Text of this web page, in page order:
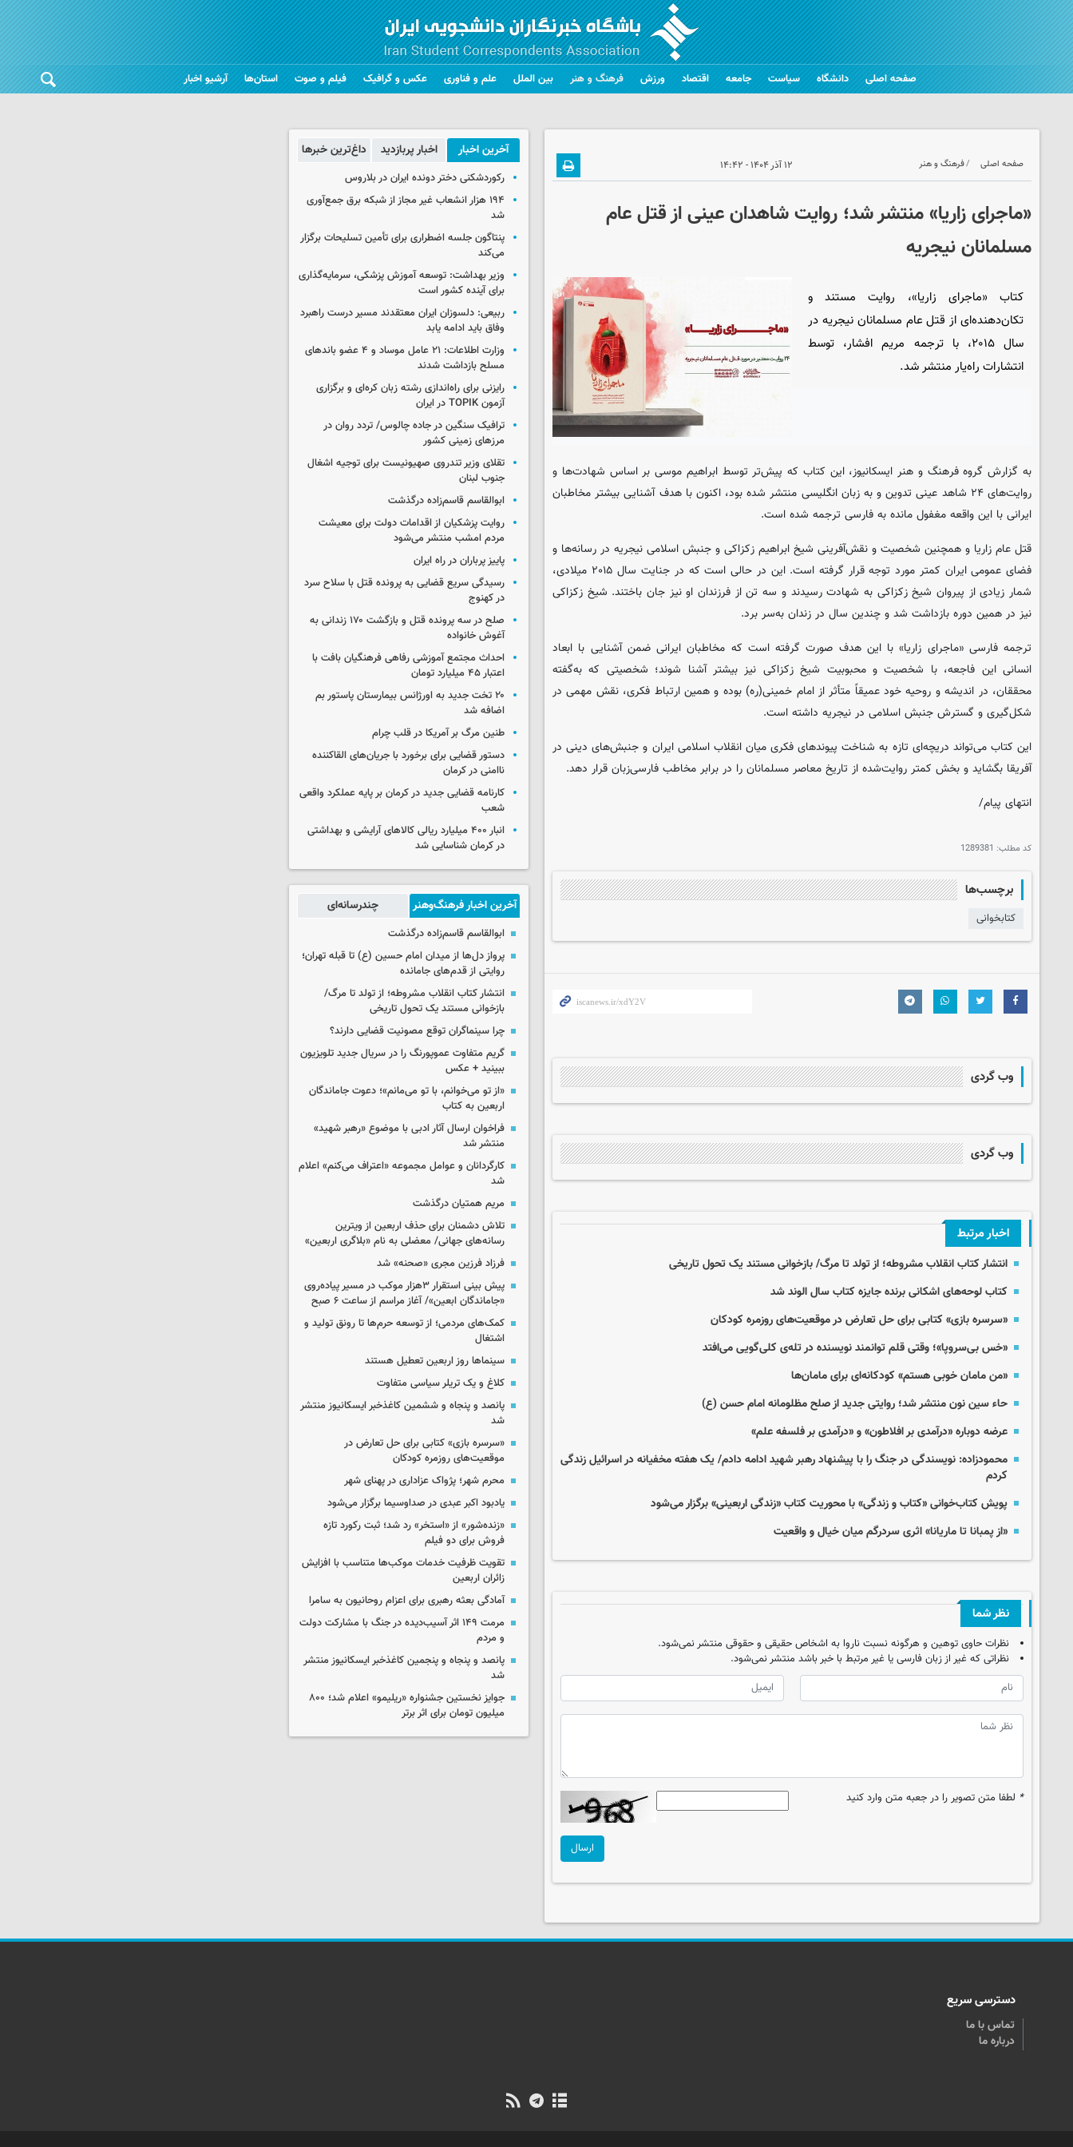
صفحه اصلی دانشگاه سیاست جامعه اقتصاد ورزش فرهنگ و هنر بین الملل علم و فناوری عکس و گرافیک فیلم و صوت استان‌ها آرشیو اخبار
صفحه اصلی فرهنگ و هنر ۱۲ آذر ۱۴۰۴ - ۱۴:۴۲
«ماجرای زاریا» منتشر شد؛ روایت شاهدان عینی از قتل عام
مسلمانان نیجریه
کتاب «ماجرای زاریا»، روایت مستند و
تکان‌دهنده‌ای از قتل عام مسلمانان نیجریه در
سال ۲۰۱۵، با ترجمه مریم افشار، توسط
انتشارات راه‌یار منتشر شد.
به گزارش گروه فرهنگ و هنر ایسکانیوز، این کتاب که پیش‌تر توسط ابراهیم موسی بر اساس شهادت‌ها و
روایت‌های ۲۴ شاهد عینی تدوین و به زبان انگلیسی منتشر شده بود، اکنون با هدف آشنایی بیشتر مخاطبان
ایرانی با این واقعه مغفول مانده به فارسی ترجمه شده است.
قتل عام زاریا و همچنین شخصیت و نقش‌آفرینی شیخ ابراهیم زکزاکی و جنبش اسلامی نیجریه در رسانه‌ها و
فضای عمومی ایران کمتر مورد توجه قرار گرفته است. این در حالی است که در جنایت سال ۲۰۱۵ میلادی،
شمار زیادی از پیروان شیخ زکزاکی به شهادت رسیدند و سه تن از فرزندان او نیز جان باختند. شیخ زکزاکی
نیز در همین دوره بازداشت شد و چندین سال در زندان به‌سر برد.
ترجمه فارسی «ماجرای زاریا» با این هدف صورت گرفته است که مخاطبان ایرانی ضمن آشنایی با ابعاد
انسانی این فاجعه، با شخصیت و محبوبیت شیخ زکزاکی نیز بیشتر آشنا شوند؛ شخصیتی که به‌گفته
محققان، در اندیشه و روحیه خود عمیقاً متأثر از امام خمینی(ره) بوده و همین ارتباط فکری، نقش مهمی در
شکل‌گیری و گسترش جنبش اسلامی در نیجریه داشته است.
این کتاب می‌تواند دریچه‌ای تازه به شناخت پیوندهای فکری میان انقلاب اسلامی ایران و جنبش‌های دینی در
آفریقا بگشاید و بخش کمتر روایت‌شده از تاریخ معاصر مسلمانان را در برابر مخاطب فارسی‌زبان قرار دهد.
انتهای پیام/
کد مطلب: 1289381
برچسب‌ها
کتابخوانی
وب گردی
وب گردی
اخبار مرتبط
انتشار کتاب انقلاب مشروطه؛ از تولد تا مرگ/ بازخوانی مستند یک تحول تاریخی
کتاب لوحه‌های اشکانی برنده جایزه کتاب سال الوند شد
«سرسره بازی» کتابی برای حل تعارض در موقعیت‌های روزمره کودکان
«خس بی‌سروپا»؛ وقتی قلم توانمند نویسنده در تله‌ی کلی‌گویی می‌افتد
«من مامان خوبی هستم» کودکانه‌ای برای مامان‌ها
حاء سین نون منتشر شد؛ روایتی جدید از صلح مظلومانه امام حسن (ع)
عرضه دوباره «درآمدی بر افلاطون» و «درآمدی بر فلسفه علم»
محمودزاده: نویسندگی در جنگ را با پیشنهاد رهبر شهید ادامه دادم/ یک هفته مخفیانه در اسرائیل زندگی
کردم
پویش کتاب‌خوانی «کتاب و زندگی» با محوریت کتاب «زندگی اربعینی» برگزار می‌شود
«از پمبانا تا ماریانا» اثری سردرگم میان خیال و واقعیت
نظر شما
نظرات حاوی توهین و هرگونه نسبت ناروا به اشخاص حقیقی و حقوقی منتشر نمی‌شود.
نظراتی که غیر از زبان فارسی یا غیر مرتبط با خبر باشد منتشر نمی‌شود.
* لطفا متن تصویر را در جعبه متن وارد کنید
ارسال
آخرین اخبار اخبار پربازدید داغ‌ترین خبرها
رکوردشکنی دختر دونده ایران در بلاروس
۱۹۴ هزار انشعاب غیر مجاز از شبکه برق جمع‌آوری
شد
پنتاگون جلسه اضطراری برای تأمین تسلیحات برگزار
می‌کند
وزیر بهداشت: توسعه آموزش پزشکی، سرمایه‌گذاری
برای آینده کشور است
ربیعی: دلسوزان ایران معتقدند مسیر درست راهبرد
وفاق باید ادامه یابد
وزارت اطلاعات: ۲۱ عامل موساد و ۴ عضو باندهای
مسلح بازداشت شدند
رایزنی برای راه‌اندازی رشته زبان کره‌ای و برگزاری
آزمون TOPIK در ایران
ترافیک سنگین در جاده چالوس/ تردد روان در
مرزهای زمینی کشور
تقلای وزیر تندروی صهیونیست برای توجیه اشغال
جنوب لبنان
ابوالقاسم قاسم‌زاده درگذشت
روایت پزشکیان از اقدامات دولت برای معیشت
مردم امشب منتشر می‌شود
پاییز پرباران در راه ایران
رسیدگی سریع قضایی به پرونده قتل با سلاح سرد
در کهنوج
صلح در سه پرونده قتل و بازگشت ۱۷۰ زندانی به
آغوش خانواده
احداث مجتمع آموزشی رفاهی فرهنگیان بافت با
اعتبار ۴۵ میلیارد تومان
۲۰ تخت جدید به اورژانس بیمارستان پاستور بم
اضافه شد
طنین مرگ بر آمریکا در قلب چرام
دستور قضایی برای برخورد با جریان‌های القاکننده
ناامنی در کرمان
کارنامه قضایی جدید در کرمان بر پایه عملکرد واقعی
شعب
انبار ۴۰۰ میلیارد ریالی کالاهای آرایشی و بهداشتی
در کرمان شناسایی شد
آخرین اخبار فرهنگ‌وهنر چندرسانه‌ای
ابوالقاسم قاسم‌زاده درگذشت
پرواز دل‌ها از میدان امام حسین (ع) تا قبله تهران؛
روایتی از قدم‌های جامانده
انتشار کتاب انقلاب مشروطه؛ از تولد تا مرگ/
بازخوانی مستند یک تحول تاریخی
چرا سینماگران توقع مصونیت قضایی دارند؟
گریم متفاوت عموپورنگ را در سریال جدید تلویزیون
ببینید + عکس
«از تو می‌خوانم، با تو می‌مانم»؛ دعوت جاماندگان
اربعین به کتاب
فراخوان ارسال آثار ادبی با موضوع «رهبر شهید»
منتشر شد
کارگردانان و عوامل مجموعه «اعتراف می‌کنم» اعلام
شد
مریم همتیان درگذشت
تلاش دشمنان برای حذف اربعین از ویترین
رسانه‌های جهانی/ معضلی به نام «بلاگری اربعین»
فرزاد فرزین مجری «صحنه» شد
پیش بینی استقرار ۳هزار موکب در مسیر پیاده‌روی
«جاماندگان ابعین»/ آغاز مراسم از ساعت ۶ صبح
کمک‌های مردمی؛ از توسعه حرم‌ها تا رونق تولید و
اشتغال
سینماها روز اربعین تعطیل هستند
کلاغ و یک تریلر سیاسی متفاوت
پانصد و پنجاه و ششمین کاغذخبر ایسکانیوز منتشر
شد
«سرسره بازی» کتابی برای حل تعارض در
موقعیت‌های روزمره کودکان
محرم شهر؛ پژواک عزاداری در پهنای شهر
یادبود اکبر عبدی در صداوسیما برگزار می‌شود
«زنده‌شور» از «استخر» رد شد؛ ثبت رکورد تازه
فروش برای دو فیلم
تقویت ظرفیت خدمات موکب‌ها متناسب با افزایش
زائران اربعین
آمادگی بعثه رهبری برای اعزام روحانیون به سامرا
مرمت ۱۴۹ اثر آسیب‌دیده در جنگ با مشارکت دولت
و مردم
پانصد و پنجاه و پنجمین کاغذخبر ایسکانیوز منتشر
شد
جوایز نخستین جشنواره «ریلیمو» اعلام شد؛ ۸۰۰
میلیون تومان برای اثر برتر
دسترسی سریع
تماس با ما
درباره ما